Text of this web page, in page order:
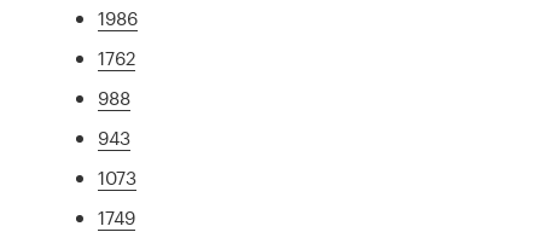
1986
1762
988
943
1073
1749